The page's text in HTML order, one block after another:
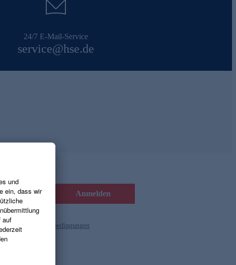
24/7 E-Mail-Service
service@hse.de
Anmelden
und die Gutscheinbedingungen